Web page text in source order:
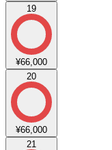
19
¥66,000
20
¥66,000
21